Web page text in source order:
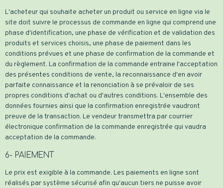
L'acheteur qui souhaite acheter un produit ou service en ligne via le
site doit suivre le processus de commande en ligne qui comprend une
phase d'identification, une phase de vérification et de validation des
produits et services choisis, une phase de paiement dans les
conditions prévues et une phase de confirmation de la commande et
du règlement. La confirmation de la commande entraine l'acceptation
des présentes conditions de vente, la reconnaissance d'en avoir
parfaite connaissance et la renonciation à se prévaloir de ses
propres conditions d'achat ou d'autres conditions. L'ensemble des
données fournies ainsi que la confirmation enregistrée vaudront
preuve de la transaction. Le vendeur transmettra par courrier
électronique confirmation de la commande enregistrée qui vaudra
acceptation de la commande.
6- PAIEMENT
Le prix est exigible à la commande. Les paiements en ligne sont
réalisés par système sécurisé afin qu'aucun tiers ne puisse avoir